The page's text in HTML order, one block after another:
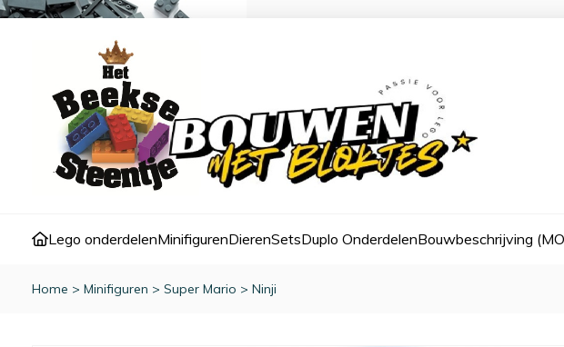
Lego onderdelenMinifigurenDierenSetsDuplo OnderdelenBouwbeschrijving
Home > Minifiguren > Super Mario > Ninji